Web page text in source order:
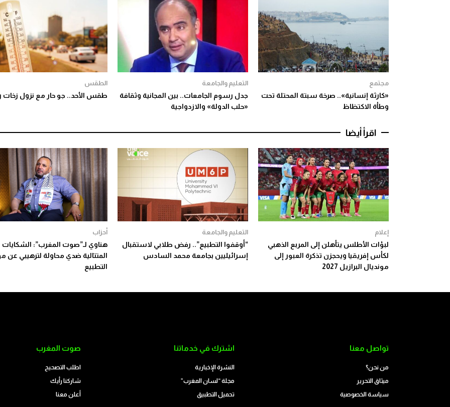
مجتمع
«كارثة إنسانية».. صرخة سبتة المحتلة تحت
وطأة الاكتظاظ
التعليم والجامعة
جدل رسوم الجامعات.. بين المجانية وثقافة
«حلب الدولة» والازدواجية
الطقس
طقس الأحد.. جو حار مع نزول زخات
اقرأ أيضا
إعلام
لبؤات الأطلس يتأهلن إلى المربع الذهبي
لكأس إفريقيا ويحجزن تذكرة العبور إلى
مونديال البرازيل 2027
التعليم والجامعة
“أوقفوا التطبيع”.. رفض طلابي لاستقبال
إسرائيليين بجامعة محمد السادس
أحزاب
هناوي لـ”صوت المغرب”: الشكايات
المتتالية ضدي محاولة لترهيبي عن
التطبيع
تواصل معنا
من نحن؟
ميثاق التحرير
سياسة الخصوصية
اشترك في خدماتنا
النشرة الإخبارية
مجلة “لسان المغرب”
تحميل التطبيق
صوت المغرب
اطلب التصحيح
شاركنا رأيك
أعلن معنا